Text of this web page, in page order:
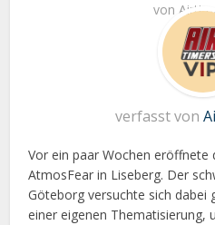
von
verfasst von
Vor ein paar Wochen eröffnete
AtmosFear in Liseberg. Der
Göteborg versuchte sich dabei
einer eigenen Thematisierung,